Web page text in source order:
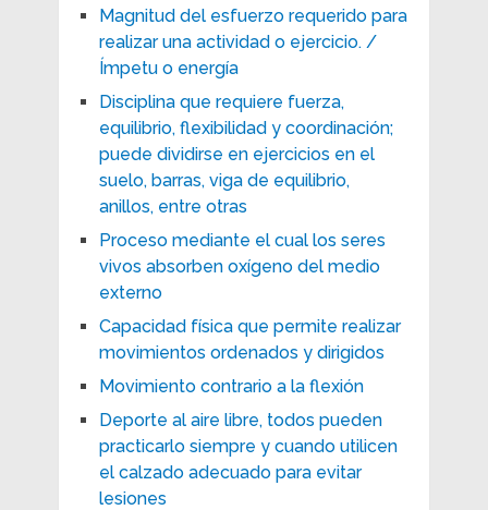
Magnitud del esfuerzo requerido para
realizar una actividad o ejercicio. /
Ímpetu o energía
Disciplina que requiere fuerza,
equilibrio, flexibilidad y coordinación;
puede dividirse en ejercicios en el
suelo, barras, viga de equilibrio,
anillos, entre otras
Proceso mediante el cual los seres
vivos absorben oxígeno del medio
externo
Capacidad física que permite realizar
movimientos ordenados y dirigidos
Movimiento contrario a la flexión
Deporte al aire libre, todos pueden
practicarlo siempre y cuando utilicen
el calzado adecuado para evitar
lesiones